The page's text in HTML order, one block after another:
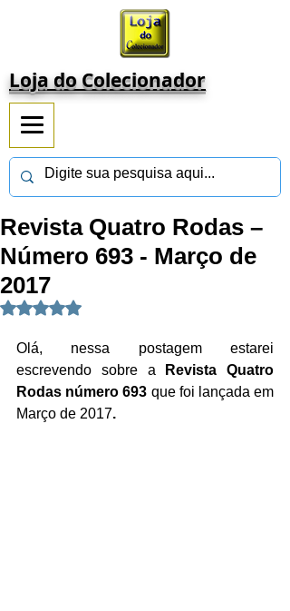
Loja do Colecionador
Revista Quatro Rodas –
Número 693 - Março de
2017
Avaliado com NaN de 5 estrelas.
Olá, nessa postagem estarei
escrevendo sobre a
Revista Quatro
Rodas número 693 que foi lançada em
Março de 2017.